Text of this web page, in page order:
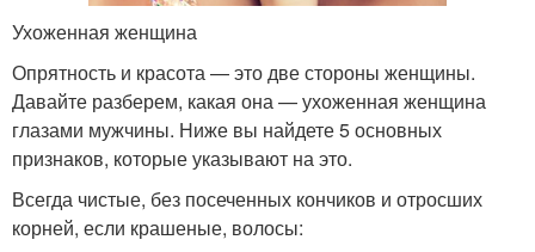
Ухоженная женщина
Опрятность и красота — это две стороны женщины.
Давайте разберем, какая она — ухоженная женщина
глазами мужчины. Ниже вы найдете 5 основных
признаков, которые указывают на это.
Всегда чистые, без посеченных кончиков и отросших
корней, если крашеные, волосы: